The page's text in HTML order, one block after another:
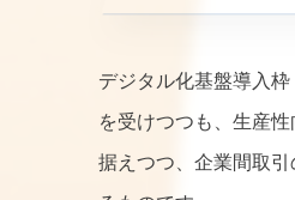
デジタル化基盤導入
を受けつつも、生産
据えつつ、企業間取